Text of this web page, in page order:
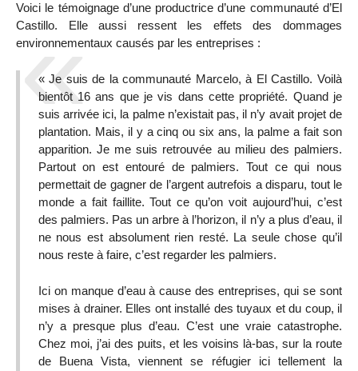
Voici le témoignage d’une productrice d’une communauté d’El
Castillo. Elle aussi ressent les effets des dommages
environnementaux causés par les entreprises :
« Je suis de la communauté Marcelo, à El Castillo. Voilà
bientôt 16 ans que je vis dans cette propriété. Quand je
suis arrivée ici, la palme n’existait pas, il n’y avait projet de
plantation. Mais, il y a cinq ou six ans, la palme a fait son
apparition. Je me suis retrouvée au milieu des palmiers.
Partout on est entouré de palmiers. Tout ce qui nous
permettait de gagner de l’argent autrefois a disparu, tout le
monde a fait faillite. Tout ce qu’on voit aujourd’hui, c’est
des palmiers. Pas un arbre à l’horizon, il n’y a plus d’eau, il
ne nous est absolument rien resté. La seule chose qu’il
nous reste à faire, c’est regarder les palmiers.
Ici on manque d’eau à cause des entreprises, qui se sont
mises à drainer. Elles ont installé des tuyaux et du coup, il
n’y a presque plus d’eau. C’est une vraie catastrophe.
Chez moi, j’ai des puits, et les voisins là-bas, sur la route
de Buena Vista, viennent se réfugier ici tellement la